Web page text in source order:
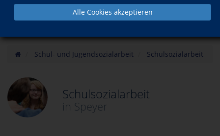
Alle Cookies akzeptieren
Schul- und Jugendsozialarbeit Schulsozialarbeit
Schulsozialarbeit
in Speyer